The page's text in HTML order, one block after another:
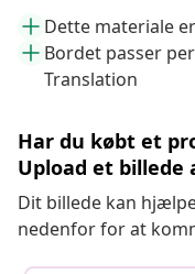
Dette materiale
Bordet passer
Translation
Har du købt et
Upload et billede
Dit billede kan
nedenfor for at